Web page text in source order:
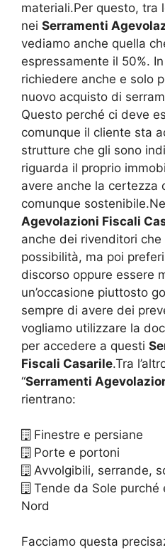
materiali.Per questo, tra
nei Serramenti
vediamo anche quella
espressamente il 50%.
richiedere anche e solo
nuovo acquisto di
Questo perché ci deve
comunque il cliente sta
strutture che gli sono
riguarda il proprio
avere anche la certezza
comunque
Agevolazioni Fiscali
anche dei rivenditori
possibilità, ma poi
discorso oppure essere
un’occasione piuttosto
sempre di avere dei
vogliamo utilizzare la
per accedere a questi
Fiscali Casarile.Tra
“Serramenti
rientrano:
Finestre e persiane
Porte e portoni
Avvolgibili, serrande,
Tende da Sole purché
Nord
Facciamo questa